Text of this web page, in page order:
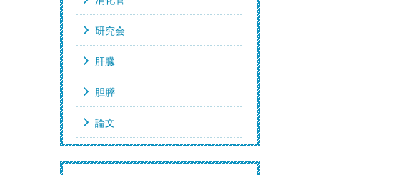
研究会
肝臓
胆膵
論文